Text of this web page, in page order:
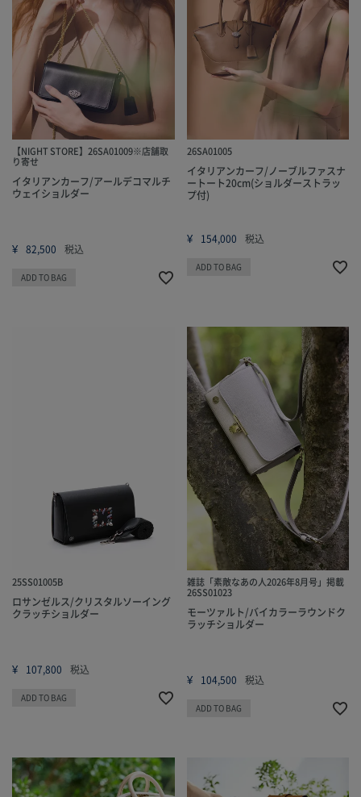
【NIGHT STORE】26SA01009※店舗取
り寄せ
イタリアンカーフ/アールデコマルチ
ウェイショルダー
¥ 82,500 税込
ADD TO BAG
26SA01005
イタリアンカーフ/ノーブルファスナ
ートート20cm(ショルダーストラッ
プ付)
¥ 154,000 税込
ADD TO BAG
25SS01005B
ロサンゼルス/クリスタルソーイング
クラッチショルダー
¥ 107,800 税込
ADD TO BAG
雑誌「素敵なあの人2026年8月号」掲載
26SS01023
モーツァルト/バイカラーラウンドク
ラッチショルダー
¥ 104,500 税込
ADD TO BAG